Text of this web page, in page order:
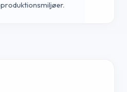
produktionsmiljøer.